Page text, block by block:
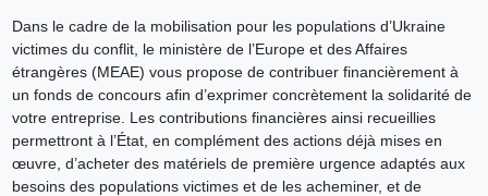
Dans le cadre de la mobilisation pour les populations d’Ukraine
victimes du conflit, le ministère de l’Europe et des Affaires
étrangères (MEAE) vous propose de contribuer financièrement à
un fonds de concours afin d’exprimer concrètement la solidarité de
votre entreprise. Les contributions financières ainsi recueillies
permettront à l’État, en complément des actions déjà mises en
œuvre, d’acheter des matériels de première urgence adaptés aux
besoins des populations victimes et de les acheminer, et de